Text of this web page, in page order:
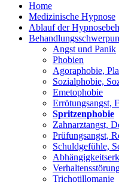
Home
Medizinische Hypnose
Ablauf der
Angst und Panik
Phobien
Agoraphobie,
Sozialphobie,
Emetophobie
Errötungsangst,
Spritzenphobie
Zahnarztangst,
Prüfungsangst,
Schuldgefühle,
Trichotillomanie